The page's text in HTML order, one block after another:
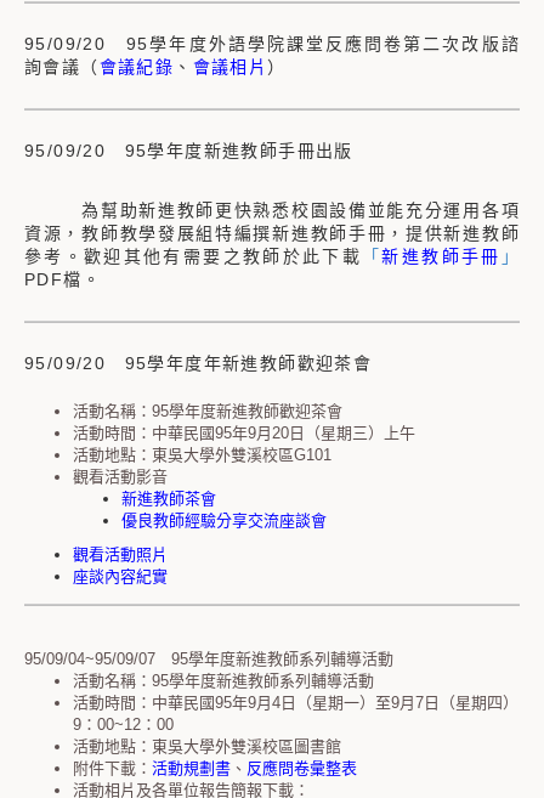
95/09/20 95學年度外語學院課堂反應問卷第二次改版諮
詢會議（會議紀錄 、 會議相片 ）
95/09/20 95學年度新進教師手冊出版
為幫助新進教師更快熟悉校園設備並能充分運用各項
資源，教師教學發展組特編撰新進教師手冊，提供新進教師
參考。歡迎其他有需要之教師於此下載
「新進教師手冊 」
PDF檔。
95/09/20 95學年度年新進教師歡迎茶會
活動名稱：95學年度新進教師歡迎茶會
活動時間：中華民國95年9月20日（星期三）上午
活動地點：東吳大學外雙溪校區G101
觀看活動影音
新進教師茶會
優良教師經驗分享交流座談會
觀看活動照片
座談內容紀實
95/09/04~95/09/07 95學年度新進教師系列輔導活動
活動名稱：95學年度新進教師系列輔導活動
活動時間：中華民國95年9月4日（星期一）至9月7日（星期四）
9：00~12：00
活動地點：東吳大學外雙溪校區圖書館
附件下載： 活動規劃書 、 反應問卷彙整表
活動相片及各單位報告簡報下載：